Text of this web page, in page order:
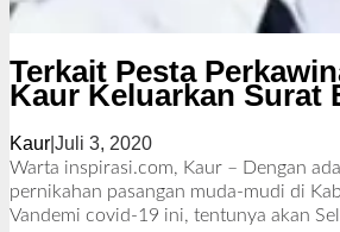
Terkait Pesta
Kaur Keluarkan Surat
Kaur| Juli 3, 2020o
l
e
h
Warta inspirasi.com, Kaur – Dengan
pernikahan pasangan muda-mudi di
Vandemi covid-19 ini, tentunya akan